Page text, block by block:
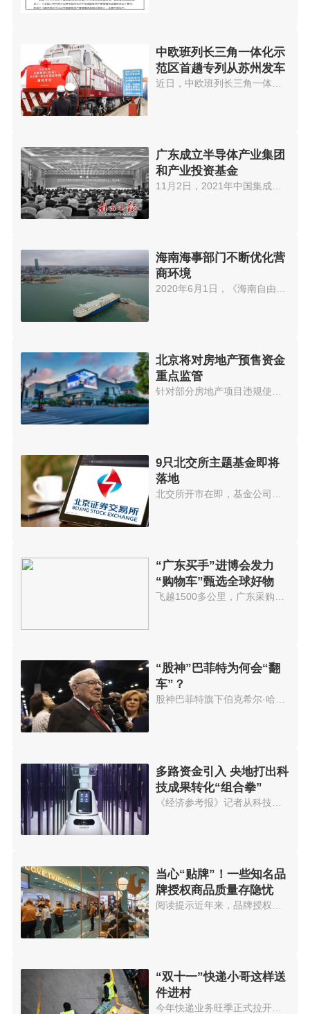
中欧班列长三角一体化示
范区首趟专列从苏州发车
广东成立半导体产业集团
和产业投资基金
11月2日，2021年中国集成电路制...
海南海事部门不断优化营
商环境
北京将对房地产预售资金
重点监管
9只北交所主题基金即将
落地
“广东买手”进博会发力
“购物车”甄选全球好物
飞越1500多公里，广东采购商正在...
“股神”巴菲特为何会“翻
车”？
股神巴菲特旗下伯克希尔·哈撒韦...
多路资金引入 央地打出科
技成果转化“组合拳”
当心“贴牌”！一些知名品
牌授权商品质量存隐忧
“双十一”快递小哥这样送
件进村
今年快递业务旺季正式拉开帷幕。...